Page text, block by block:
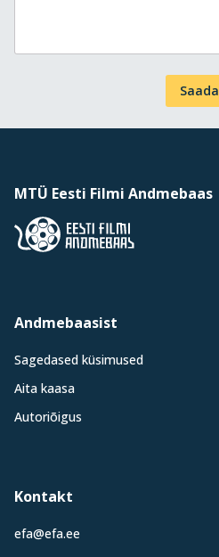
Saada
MTÜ Eesti Filmi Andmebaas
Andmebaasist
Sagedased küsimused
Aita kaasa
Autoriõigus
Kontakt
efa@efa.ee